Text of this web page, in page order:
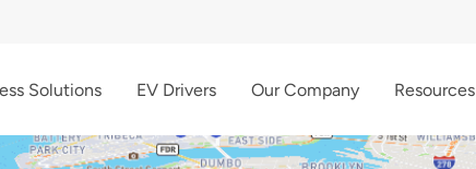
Solutions EV Drivers Our Company Resources